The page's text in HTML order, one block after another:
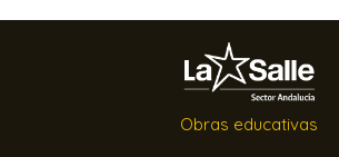
Obras educativas